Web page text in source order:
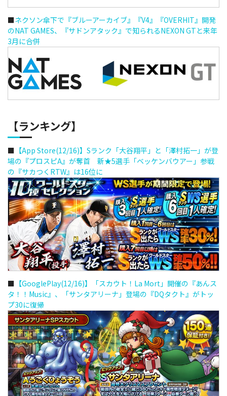
■ネクソン傘下で『ブルーアーカイブ』『V4』『OVERHIT』開発
のNAT GAMES、『サドンアタック』で知られるNEXON GTと来年
3月に合併
【ランキング】
■ 【App Store(12/16)】Sランク「大谷翔平」と「澤村拓一」が登
場の『プロスピA』が奪首 新★5選手「ベッケンバウアー」参戦
の『サカつくRTW』は16位に
■ 【GooglePlay(12/16)】「スカウト！La Mort」開催の『あんス
タ！！Music』、「サンタアリーナ」登場の『DQタクト』がトッ
プ30に復帰